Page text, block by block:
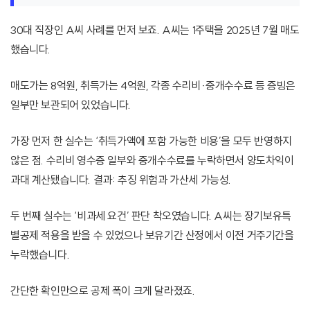
30대 직장인 A씨 사례를 먼저 보죠. A씨는 1주택을 2025년 7월 매도
했습니다.
매도가는 8억원, 취득가는 4억원, 각종 수리비·중개수수료 등 증빙은
일부만 보관되어 있었습니다.
가장 먼저 한 실수는 ‘취득가액에 포함 가능한 비용’을 모두 반영하지
않은 점. 수리비 영수증 일부와 중개수수료를 누락하면서 양도차익이
과대 계산됐습니다. 결과: 추징 위험과 가산세 가능성.
두 번째 실수는 ‘비과세 요건’ 판단 착오였습니다. A씨는 장기보유특
별공제 적용을 받을 수 있었으나 보유기간 산정에서 이전 거주기간을
누락했습니다.
간단한 확인만으로 공제 폭이 크게 달라졌죠.